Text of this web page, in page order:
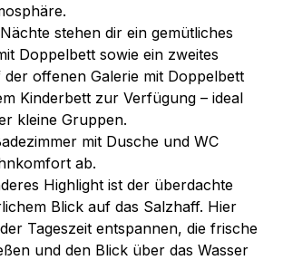
stehen dir ein gemütliches
Doppelbett sowie ein zweites
offenen Galerie mit Doppelbett
Kinderbett zur Verfügung – ideal
kleine Gruppen.
mit Dusche und WC
ab.
Highlight ist der überdachte
Blick auf das Salzhaff. Hier
Tageszeit entspannen, die frische
und den Blick über das Wasser